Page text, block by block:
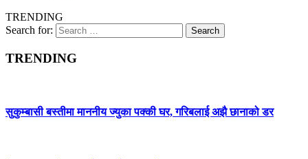
TRENDING
Search for:
TRENDING
सुकुम्बासी बस्तीमा माननीय ज्युका पक्की घर, गरिबलाई अझै छानाको डर